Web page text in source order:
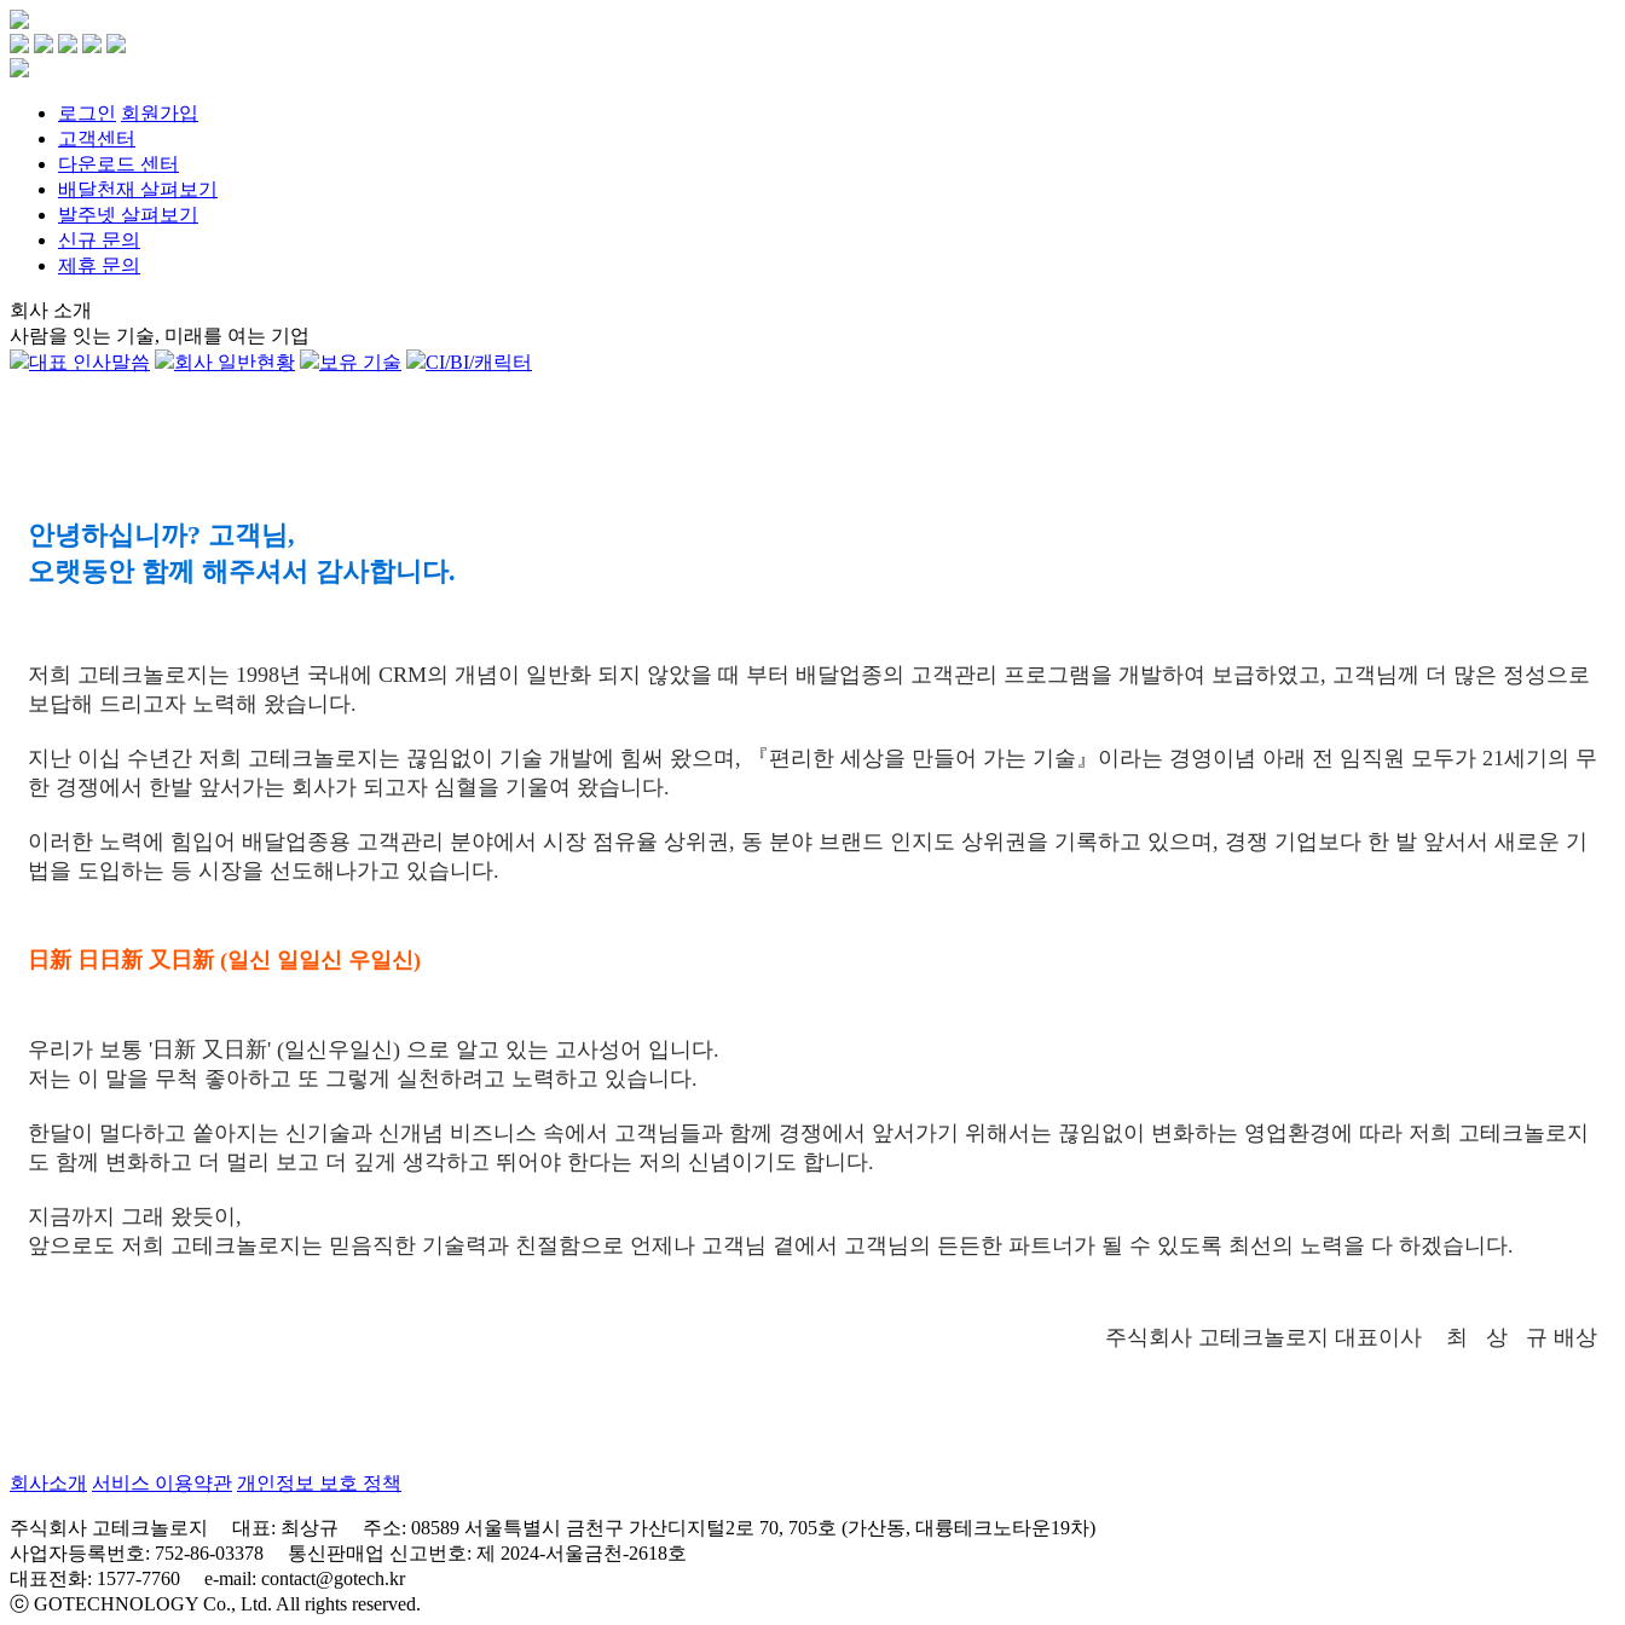
로그인 회원가입
고객센터
다운로드 센터
배달천재 살펴보기
발주넷 살펴보기
신규 문의
제휴 문의
회사 소개
사람을 잇는 기술, 미래를 여는 기업
대표 인사말씀
회사 일반현황 보유 기술 CI/BI/캐릭터
안녕하십니까? 고객님,
오랫동안 함께 해주셔서 감사합니다.
저희 고테크놀로지는 1998년 국내에 CRM의 개념이 일반화 되지 않았을 때 부터 배달업종의 고객관리 프로그램을 개발하여 보급하였고, 고객님께 더 많은 정성으로
보답해 드리고자 노력해 왔습니다.
지난 이십 수년간 저희 고테크놀로지는 끊임없이 기술 개발에 힘써 왔으며, 『편리한 세상을 만들어 가는 기술』이라는 경영이념 아래 전 임직원 모두가 21세기의 무
한 경쟁에서 한발 앞서가는 회사가 되고자 심혈을 기울여 왔습니다.
이러한 노력에 힘입어 배달업종용 고객관리 분야에서 시장 점유율 상위권, 동 분야 브랜드 인지도 상위권을 기록하고 있으며, 경쟁 기업보다 한 발 앞서서 새로운 기
법을 도입하는 등 시장을 선도해나가고 있습니다.
日新 日日新 又日新 (일신 일일신 우일신)
우리가 보통 '日新 又日新' (일신우일신) 으로 알고 있는 고사성어 입니다.
저는 이 말을 무척 좋아하고 또 그렇게 실천하려고 노력하고 있습니다.
한달이 멀다하고 쏱아지는 신기술과 신개념 비즈니스 속에서 고객님들과 함께 경쟁에서 앞서가기 위해서는 끊임없이 변화하는 영업환경에 따라 저희 고테크놀로지
도 함께 변화하고 더 멀리 보고 더 깊게 생각하고 뛰어야 한다는 저의 신념이기도 합니다.
지금까지 그래 왔듯이,
앞으로도 저희 고테크놀로지는 믿음직한 기술력과 친절함으로 언제나 고객님 곁에서 고객님의 든든한 파트너가 될 수 있도록 최선의 노력을 다 하겠습니다.
주식회사 고테크놀로지 대표이사 최 상 규 배상
회사소개 서비스 이용약관 개인정보 보호 정책
주식회사 고테크놀로지 대표: 최상규 주소: 08589 서울특별시 금천구 가산디지털2로 70, 705호 (가산동, 대륭테크노타운19차)
사업자등록번호: 752-86-03378 통신판매업 신고번호: 제 2024-서울금천-2618호
대표전화: 1577-7760 e-mail: contact@gotech.kr
ⓒ GOTECHNOLOGY Co., Ltd. All rights reserved.